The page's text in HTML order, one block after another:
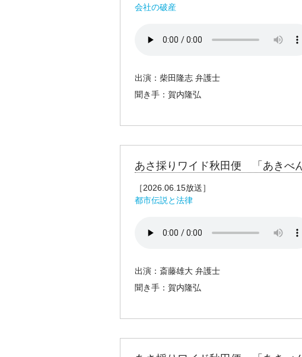
会社の破産
出演：柴田隆志 弁護士
聞き手：賀内隆弘
あさ採りワイド秋田便 「あきべ
［2026.06.15放送］
都市伝説と法律
出演：斎藤雄大 弁護士
聞き手：賀内隆弘